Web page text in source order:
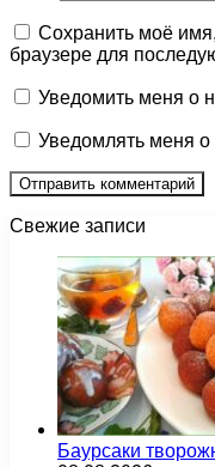
Сохранить моё
браузере для
Уведомить меня о
Уведомлять меня о
Свежие записи
Баурсаки